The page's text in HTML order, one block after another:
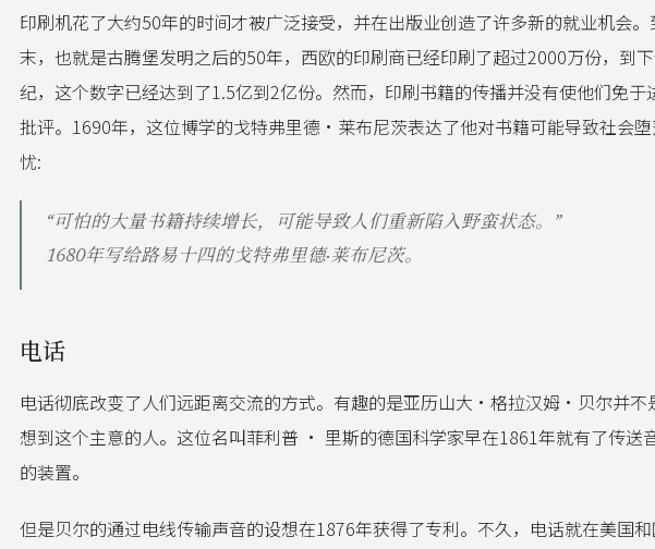
印刷机花了大约50年的时间才被广泛接受，并在出版业创造了许多新的就业机会
末，也就是古腾堡发明之后的50年，西欧的印刷商已经印刷了超过2000万份，到
纪，这个数字已经达到了1.5亿到2亿份。然而，印刷书籍的传播并没有使他们免于
批评。1690年，这位博学的戈特弗里德·莱布尼茨表达了他对书籍可能导致社会
忧:
“可怕的大量书籍持续增长，可能导致人们重新陷入野蛮状态。”
1680年写给路易十四的戈特弗里德·莱布尼茨。
电话
电话彻底改变了人们远距离交流的方式。有趣的是亚历山大·格拉汉姆·贝尔并不
想到这个主意的人。这位名叫菲利普 · 里斯的德国科学家早在1861年就有了传送
的装置。
但是贝尔的通过电线传输声音的设想在1876年获得了专利。不久，电话就在美国